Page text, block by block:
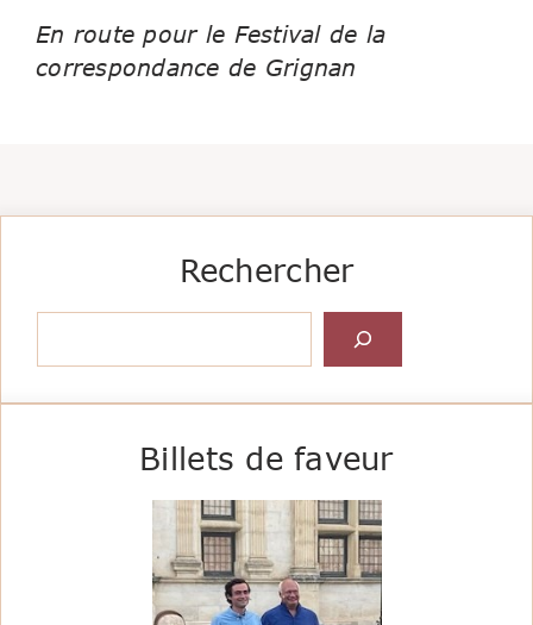
En route pour le Festival de la
correspondance de Grignan
Rechercher
Billets de faveur